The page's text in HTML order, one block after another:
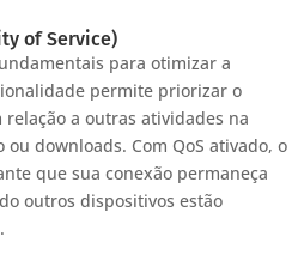
of Service)
para otimizar a
permite priorizar o
a outras atividades na
downloads. Com QoS ativado, o
que sua conexão permaneça
outros dispositivos estão